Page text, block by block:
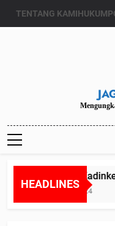
TENTANG KAMIHUKUM
HEADLINES
Diduga
Juli 24, 2024